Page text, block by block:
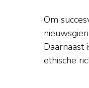
Om
ethische